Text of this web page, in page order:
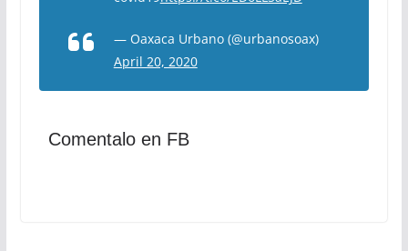
— Oaxaca Urbano (@urbanosoax)
April 20, 2020
Comentalo en FB